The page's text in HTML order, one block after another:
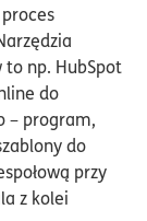
np. HubSpot
do
– program,
do
przy
z kolei